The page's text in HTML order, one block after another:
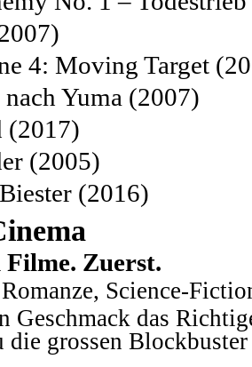
4: Moving Target
nach Yuma (2007)
(2017)
(2005)
(2016)
Filme. Zuerst.
Science-
Geschmack das
grossen